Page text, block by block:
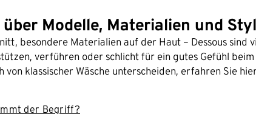
über Modelle, Materialien und
besondere Materialien auf der Haut – Dessous sind
verführen oder schlicht für ein gutes Gefühl beim
von klassischer Wäsche unterscheiden, erfahren Sie
der Begriff?